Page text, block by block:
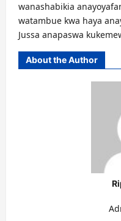
wanashabikia
watambue kwa haya
Jussa anapaswa
About the Author